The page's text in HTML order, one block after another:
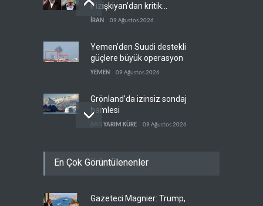
Pizişkiyan’dan kritik
görüşme
İRAN 09 Ağustos 2026
Yemen’den Suudi destekli
güçlere büyük operasyon
YEMEN 09 Ağustos 2026
Grönland’da izinsiz sondaj
hamlesi
BATI YARIM KÜRE 09 Ağustos 2026
rağmen direnişini
Yemen, Aramco’yu vurdu
En Çok Görüntülenenler
Gazeteci Magnier: Trump,